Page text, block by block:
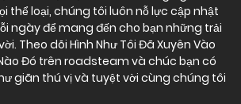
thể loại, chúng tôi luôn nỗ lực cập nhật
ngày để mang đến cho bạn những trải
Theo dõi Hình Như Tôi Đã Xuyên Vào
Đó trên roadsteam và chúc bạn có
giãn thú vị và tuyệt vời cùng chúng tôi